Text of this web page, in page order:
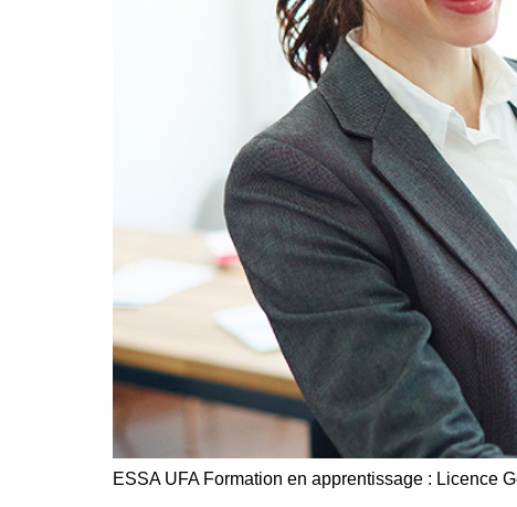
ESSA UFA Formation en apprentissage : Licence